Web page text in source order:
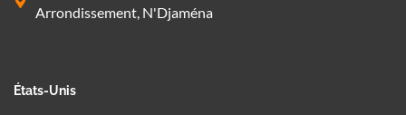
Arrondissement, N'Djaména
États-Unis